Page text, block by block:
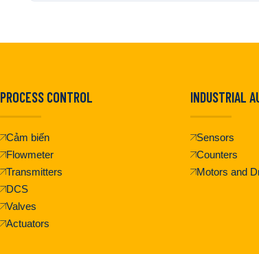
PROCESS CONTROL
Cảm biến
Flowmeter
Transmitters
DCS
Valves
Actuators
INDUSTRIAL
Sensors
Counters
Motors and